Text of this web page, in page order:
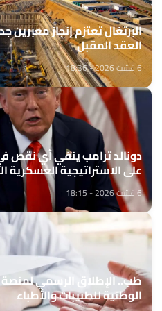
البرتغال تعتزم إنجاز
العقد المقبل
6 غشت 2026 - 18:36
دونالد ترامب ينفي أي نقص
على الاستراتيجية العسكرية
6 غشت 2026 - 18:15
طب.. الإطلاق الرسمي لمنصة
الوطنية للطبيبات والأطباء